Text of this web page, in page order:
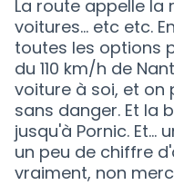
La route appelle la
voitures... etc etc.
toutes les options
du 110 km/h de
voiture à soi, et on
sans danger. Et la
jusqu'à Pornic. Et...
un peu de chiffre
vraiment, non